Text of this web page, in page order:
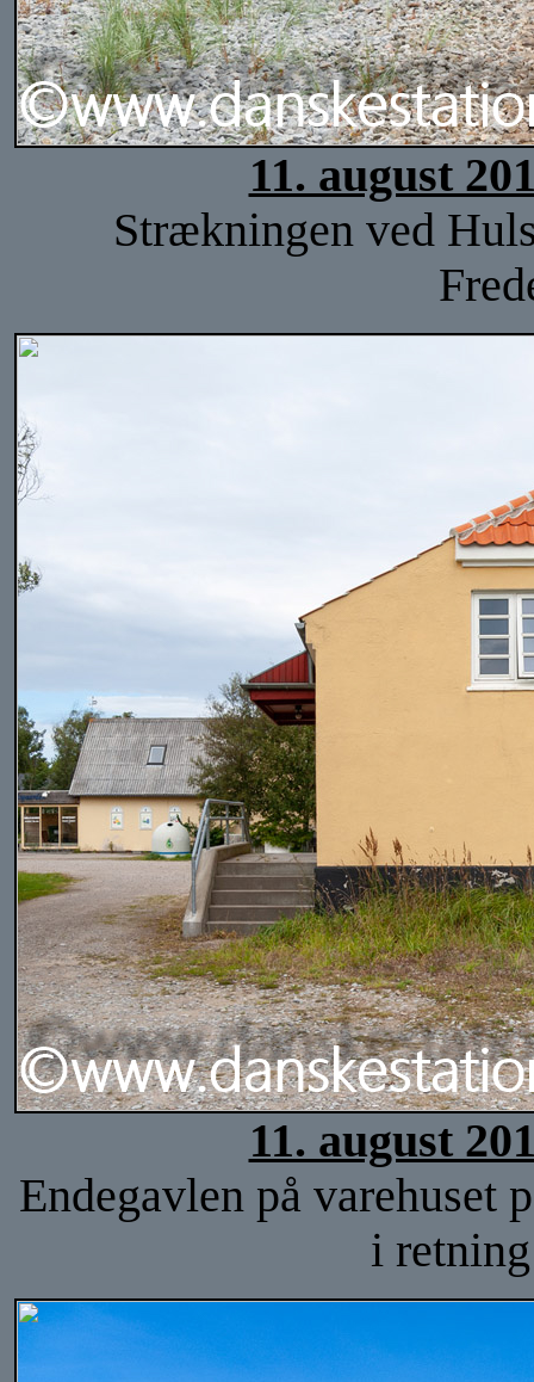
11. august
Strækningen ved
11. august
Endegavlen på varehuset
i